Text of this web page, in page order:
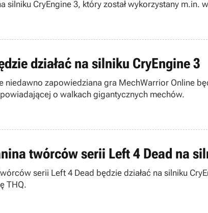
silniku CryEngine 3, który został wykorzystany m.in.
działać na silniku CryEngine 3
niedawno zapowiedziana gra MechWarrior Online
o walkach gigantycznych mechów.
twórców serii Left 4 Dead na
serii Left 4 Dead będzie działać na silniku
THQ.